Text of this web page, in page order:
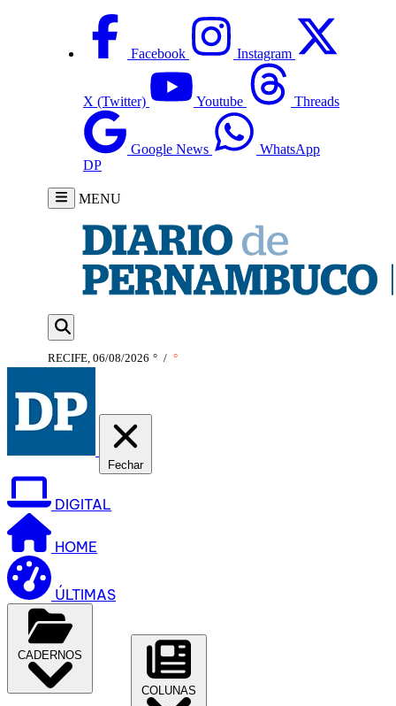
Facebook Instagram
X (Twitter) Youtube Threads
Google News
WhatsApp
DP
MENU
RECIFE, 06/08/2026 ° / °
Fechar
DIGITAL
HOME
ÚLTIMAS
CADERNOS
COLUNAS